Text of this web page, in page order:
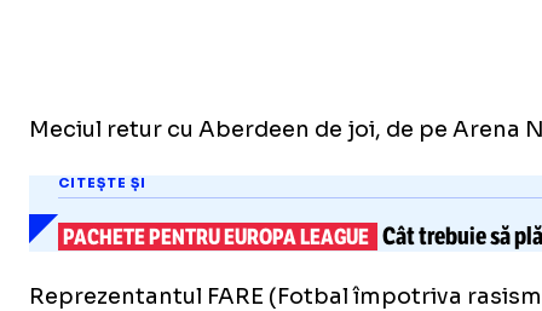
Meciul retur cu Aberdeen de joi, de pe Arena
CITEȘTE ȘI
PACHETE PENTRU EUROPA LEAGUE Cât trebuie să
Reprezentantul FARE (Fotbal împotriva